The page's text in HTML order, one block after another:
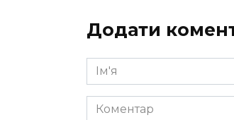
Додати
Ім'я
*
Коментар